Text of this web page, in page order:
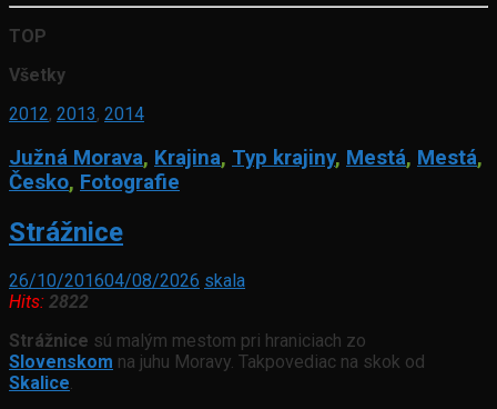
TOP
Všetky
2012, 2013, 2014
Južná Morava, Krajina, Typ krajiny, Mestá, Mestá,
Česko, Fotografie
Strážnice
26/10/201604/08/2026 skala
Hits: 2822
Strážnice sú malým mestom pri hraniciach zo
Slovenskom na juhu Moravy. Takpovediac na skok od
Skalice.